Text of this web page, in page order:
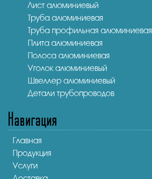
Лист алюминиевый
Труба алюминиевая
Труба профильная алюминиевая
Плита алюминиевая
Полоса алюминиевая
Уголок алюминиевый
Швеллер алюминиевый
Детали трубопроводов
Навигация
Главная
Продукция
Услуги